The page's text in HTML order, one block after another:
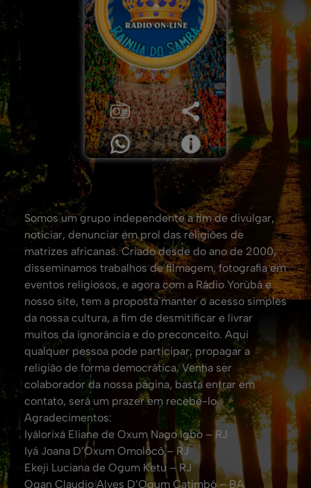
Somos um grupo independente a fim de divulgar,
noticiar, denunciar em prol das religiões de
matrizes africanas. Criado desde do ano de 2000,
disseminamos trabalhos de filmagem, fotografia em
eventos religiosos, e agora com a Rádio Yorùbá e
nosso site, tem a proposta manter o acesso simples
da nossa cultura, a fim de desmitificar e livrar
muitos da ignorância e do preconceito. Aqui
qualquer pessoa pode participar, propagar a
religião de forma democrática. Venha ser
colaborador da nossa página, basta entrar em
contato, será um prazer em recebê-lo.
Agradecimentos:
Iyálorixá Eliane de Oxum Nago Igbo – RJ
Iyá Joana D’Oxum Omolocô – RJ
Ekeji Luciana de Ogum Ketu – RJ
Ogan Claudio Alves D’Ogum Catimbó – BA